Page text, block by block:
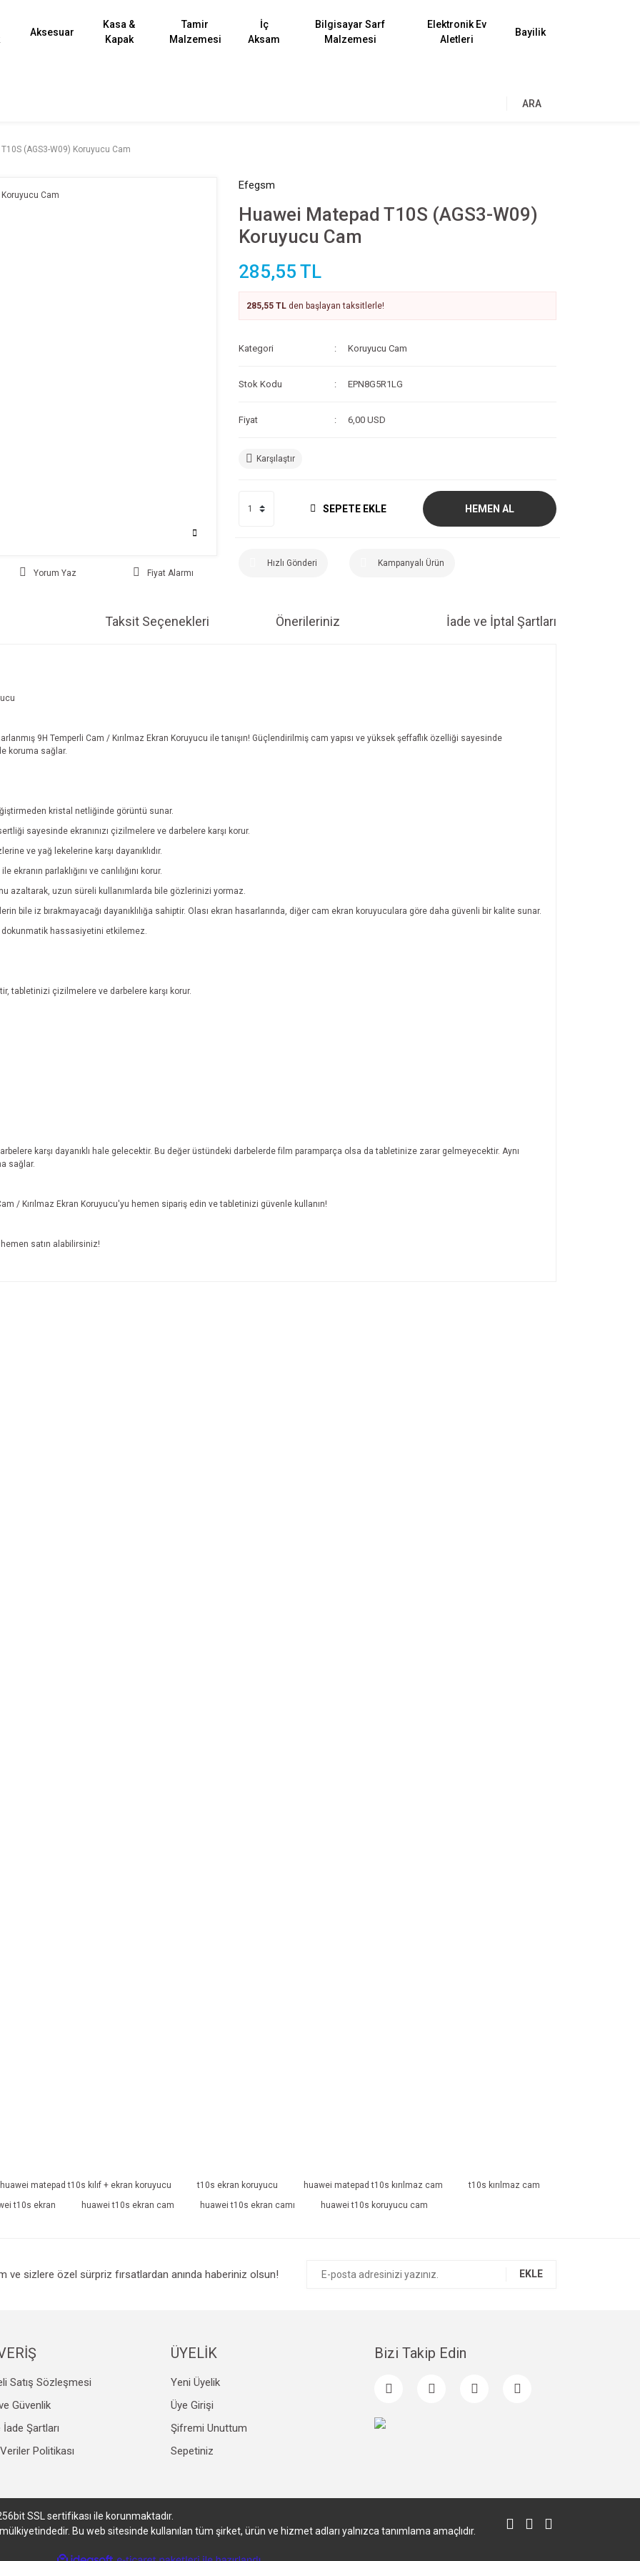
Aksesuar
Kasa &
Kapak
Tamir
Malzemesi
İç
Aksam
Bilgisayar Sarf
Malzemesi
Elektronik Ev
Aletleri
Bayilik
ARA
(AGS3-W09) Koruyucu Cam
Yorum Yaz Fiyat Alarmı
Efegsm
Huawei Matepad T10S (AGS3-W09)
Koruyucu Cam
285,55 TL
285,55 TL den başlayan taksitlerle!
Kategori Koruyucu Cam
Stok Kodu EPN8G5R1LG
Fiyat 6,00 USD
Karşılaştır
SEPETE EKLE HEMEN AL
Hızlı Gönderi Kampanyalı Ürün
Taksit Seçenekleri Önerileriniz İade ve İptal Şartları
9H Temperli Cam / Kırılmaz Ekran Koruyucu ile tanışın! Güçlendirilmiş cam yapısı ve yüksek şeffaflık özelliği sayesinde
koruma sağlar.
kristal netliğinde görüntü sunar.
sayesinde ekranınızı çizilmelere ve darbelere karşı korur.
ve yağ lekelerine karşı dayanıklıdır.
ekranın parlaklığını ve canlılığını korur.
azaltarak, uzun süreli kullanımlarda bile gözlerinizi yormaz.
bile iz bırakmayacağı dayanıklılığa sahiptir. Olası ekran hasarlarında, diğer cam ekran koruyuculara göre daha güvenli bir kalite sunar.
dokunmatik hassasiyetini etkilemez.
tabletinizi çizilmelere ve darbelere karşı korur.
karşı dayanıklı hale gelecektir. Bu değer üstündeki darbelerde film paramparça olsa da tabletinize zarar gelmeyecektir. Aynı
sağlar.
/ Kırılmaz Ekran Koruyucu'yu hemen sipariş edin ve tabletinizi güvenle kullanın!
satın alabilirsiniz!
huawei matepad t10s kılıf + ekran koruyucu t10s ekran koruyucu huawei matepad t10s kırılmaz cam
t10s kırılmaz cam
t10s ekran huawei t10s ekran cam huawei t10s ekran camı huawei t10s koruyucu cam
ve sizlere özel sürpriz fırsatlardan anında haberiniz olsun! EKLE
Satış Sözleşmesi
Güvenlik
Şartları
Politikası
ÜYELİK
Yeni Üyelik
Üye Girişi
Şifremi Unuttum
Sepetiniz
Bizi Takip Edin
SSL sertifikası ile korunmaktadır.
Bu web sitesinde kullanılan tüm şirket, ürün ve hizmet adları yalnızca tanımlama amaçlıdır.